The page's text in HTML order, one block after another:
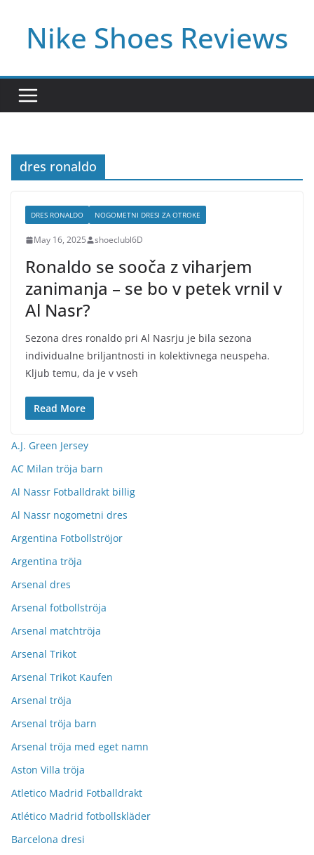
contentNike Shoes Reviews
dres ronaldo
DRES RONALDO NOGOMETNI DRESI ZA OTROKE
May 16, 2025 shoeclubl6D
Ronaldo se sooča z viharjem
zanimanja – se bo v petek vrnil v
Al Nasr?
Sezona dres ronaldo pri Al Nasrju je bila sezona
individualne briljantnosti in kolektivnega neuspeha.
Kljub temu, da je v vseh
Read More
A.J. Green Jersey
AC Milan tröja barn
Al Nassr Fotballdrakt billig
Al Nassr nogometni dres
Argentina Fotbollströjor
Argentina tröja
Arsenal dres
Arsenal fotbollströja
Arsenal matchtröja
Arsenal Trikot
Arsenal Trikot Kaufen
Arsenal tröja
Arsenal tröja barn
Arsenal tröja med eget namn
Aston Villa tröja
Atletico Madrid Fotballdrakt
Atlético Madrid fotbollskläder
Barcelona dresi